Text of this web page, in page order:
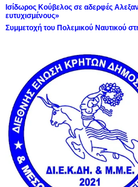
Ισίδωρος Κούβελος σε αδερφές
ευτυχισμένους»
Συμμετοχή του Πολεμικού Ναυτικού